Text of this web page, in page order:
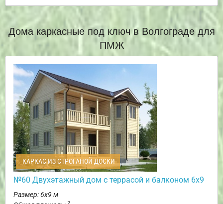
Дома каркасные под ключ в Волгограде для
ПМЖ
КАРКАС ИЗ СТРОГАНОЙ ДОСКИ
№60 Двухэтажный дом с террасой и балконом 6х9
Размер: 6х9 м